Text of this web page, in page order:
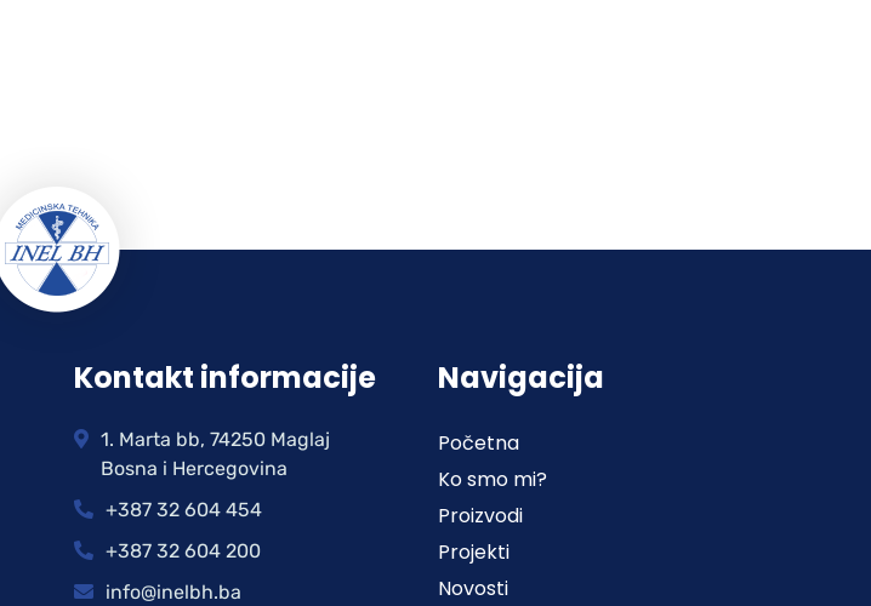
Kontakt informacije
1. Marta bb, 74250 Maglaj
Bosna i Hercegovina
+387 32 604 454
+387 32 604 200
info@inelbh.ba
Navigacija
Početna
Ko smo mi?
Proizvodi
Projekti
Novosti